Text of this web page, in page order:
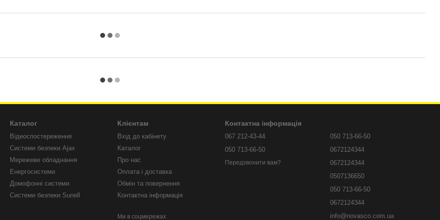
Каталог
Відеоспостереження
Системи безпеки Ajax
Мережеве обладнання
Енергосистеми
Домофонні системи
Системи безпеки Sunell
Клієнтам
Вхід до кабінету
Каталог
Про нас
Оплата і доставка
Обмін та повернення
Контактна інформація
Ми в соцмережах
Контактна інформація
067 212-43-44
050 713-66-50
Передзвонити вам?
050 713-66-50
0672124344
0672124344
0507136650
050 713-66-50
0672124344
info@novasco.com.ua